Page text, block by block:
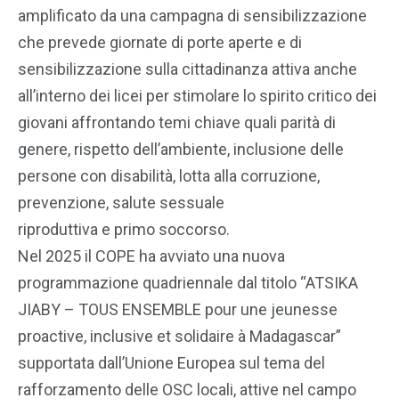
amplificato da una campagna di sensibilizzazione
che prevede giornate di porte aperte e di
sensibilizzazione sulla cittadinanza attiva anche
all’interno dei licei per stimolare lo spirito critico dei
giovani affrontando temi chiave quali parità di
genere, rispetto dell’ambiente, inclusione delle
persone con disabilità, lotta alla corruzione,
prevenzione, salute sessuale
riproduttiva e primo soccorso.
Nel 2025 il COPE ha avviato una nuova
programmazione quadriennale dal titolo “ATSIKA
JIABY – TOUS ENSEMBLE pour une jeunesse
proactive, inclusive et solidaire à Madagascar”
supportata dall’Unione Europea sul tema del
rafforzamento delle OSC locali, attive nel campo